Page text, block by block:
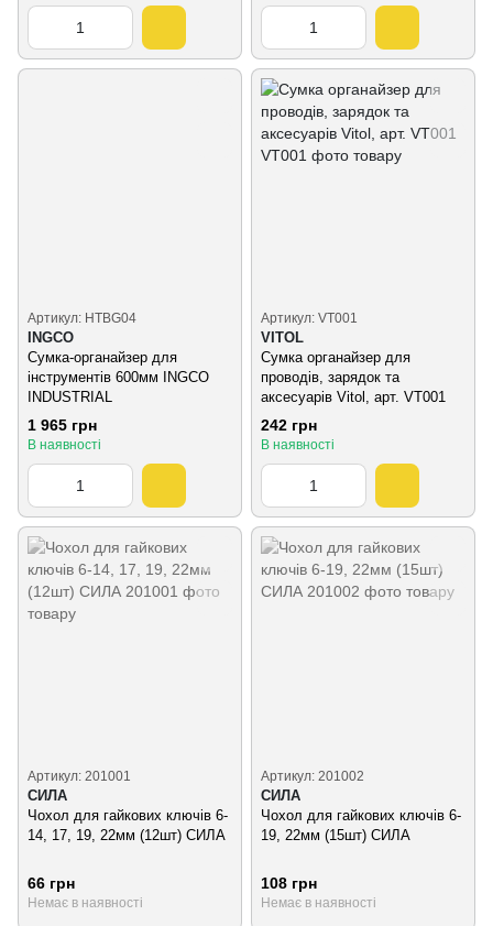
Артикул: HTBG04
INGCO
Сумка-органайзер для
інструментів 600мм INGCO
INDUSTRIAL
1 965 грн
В наявності
Артикул: VT001
VITOL
Сумка органайзер для
проводів, зарядок та
аксесуарів Vitol, арт. VT001
242 грн
В наявності
Артикул: 201001
СИЛА
Чохол для гайкових ключів 6-
14, 17, 19, 22мм (12шт) СИЛА
66 грн
Немає в наявності
Артикул: 201002
СИЛА
Чохол для гайкових ключів 6-
19, 22мм (15шт) СИЛА
108 грн
Немає в наявності